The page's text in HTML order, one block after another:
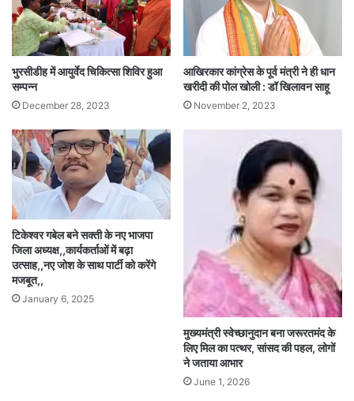
भुरसीडीह में आयुर्वेद चिकित्सा शिविर हुआ
सम्पन्न
December 28, 2023
आखिरकार कांग्रेस के पूर्व मंत्री ने ही धान
खरीदी की पोल खोली : डॉ खिलावन साहू
November 2, 2023
टिकेश्वर गबेल बने सक्ती के नए भाजपा
जिला अध्यक्ष,,कार्यकर्ताओं में बढ़ा
उत्साह,,नए जोश के साथ पार्टी को करेंगे
मजबूत,,
January 6, 2025
मुख्यमंत्री स्वेच्छानुदान बना जरूरतमंद के
लिए मिल का पत्थर, सांसद की पहल, लोगों
ने जताया आभार
June 1, 2026